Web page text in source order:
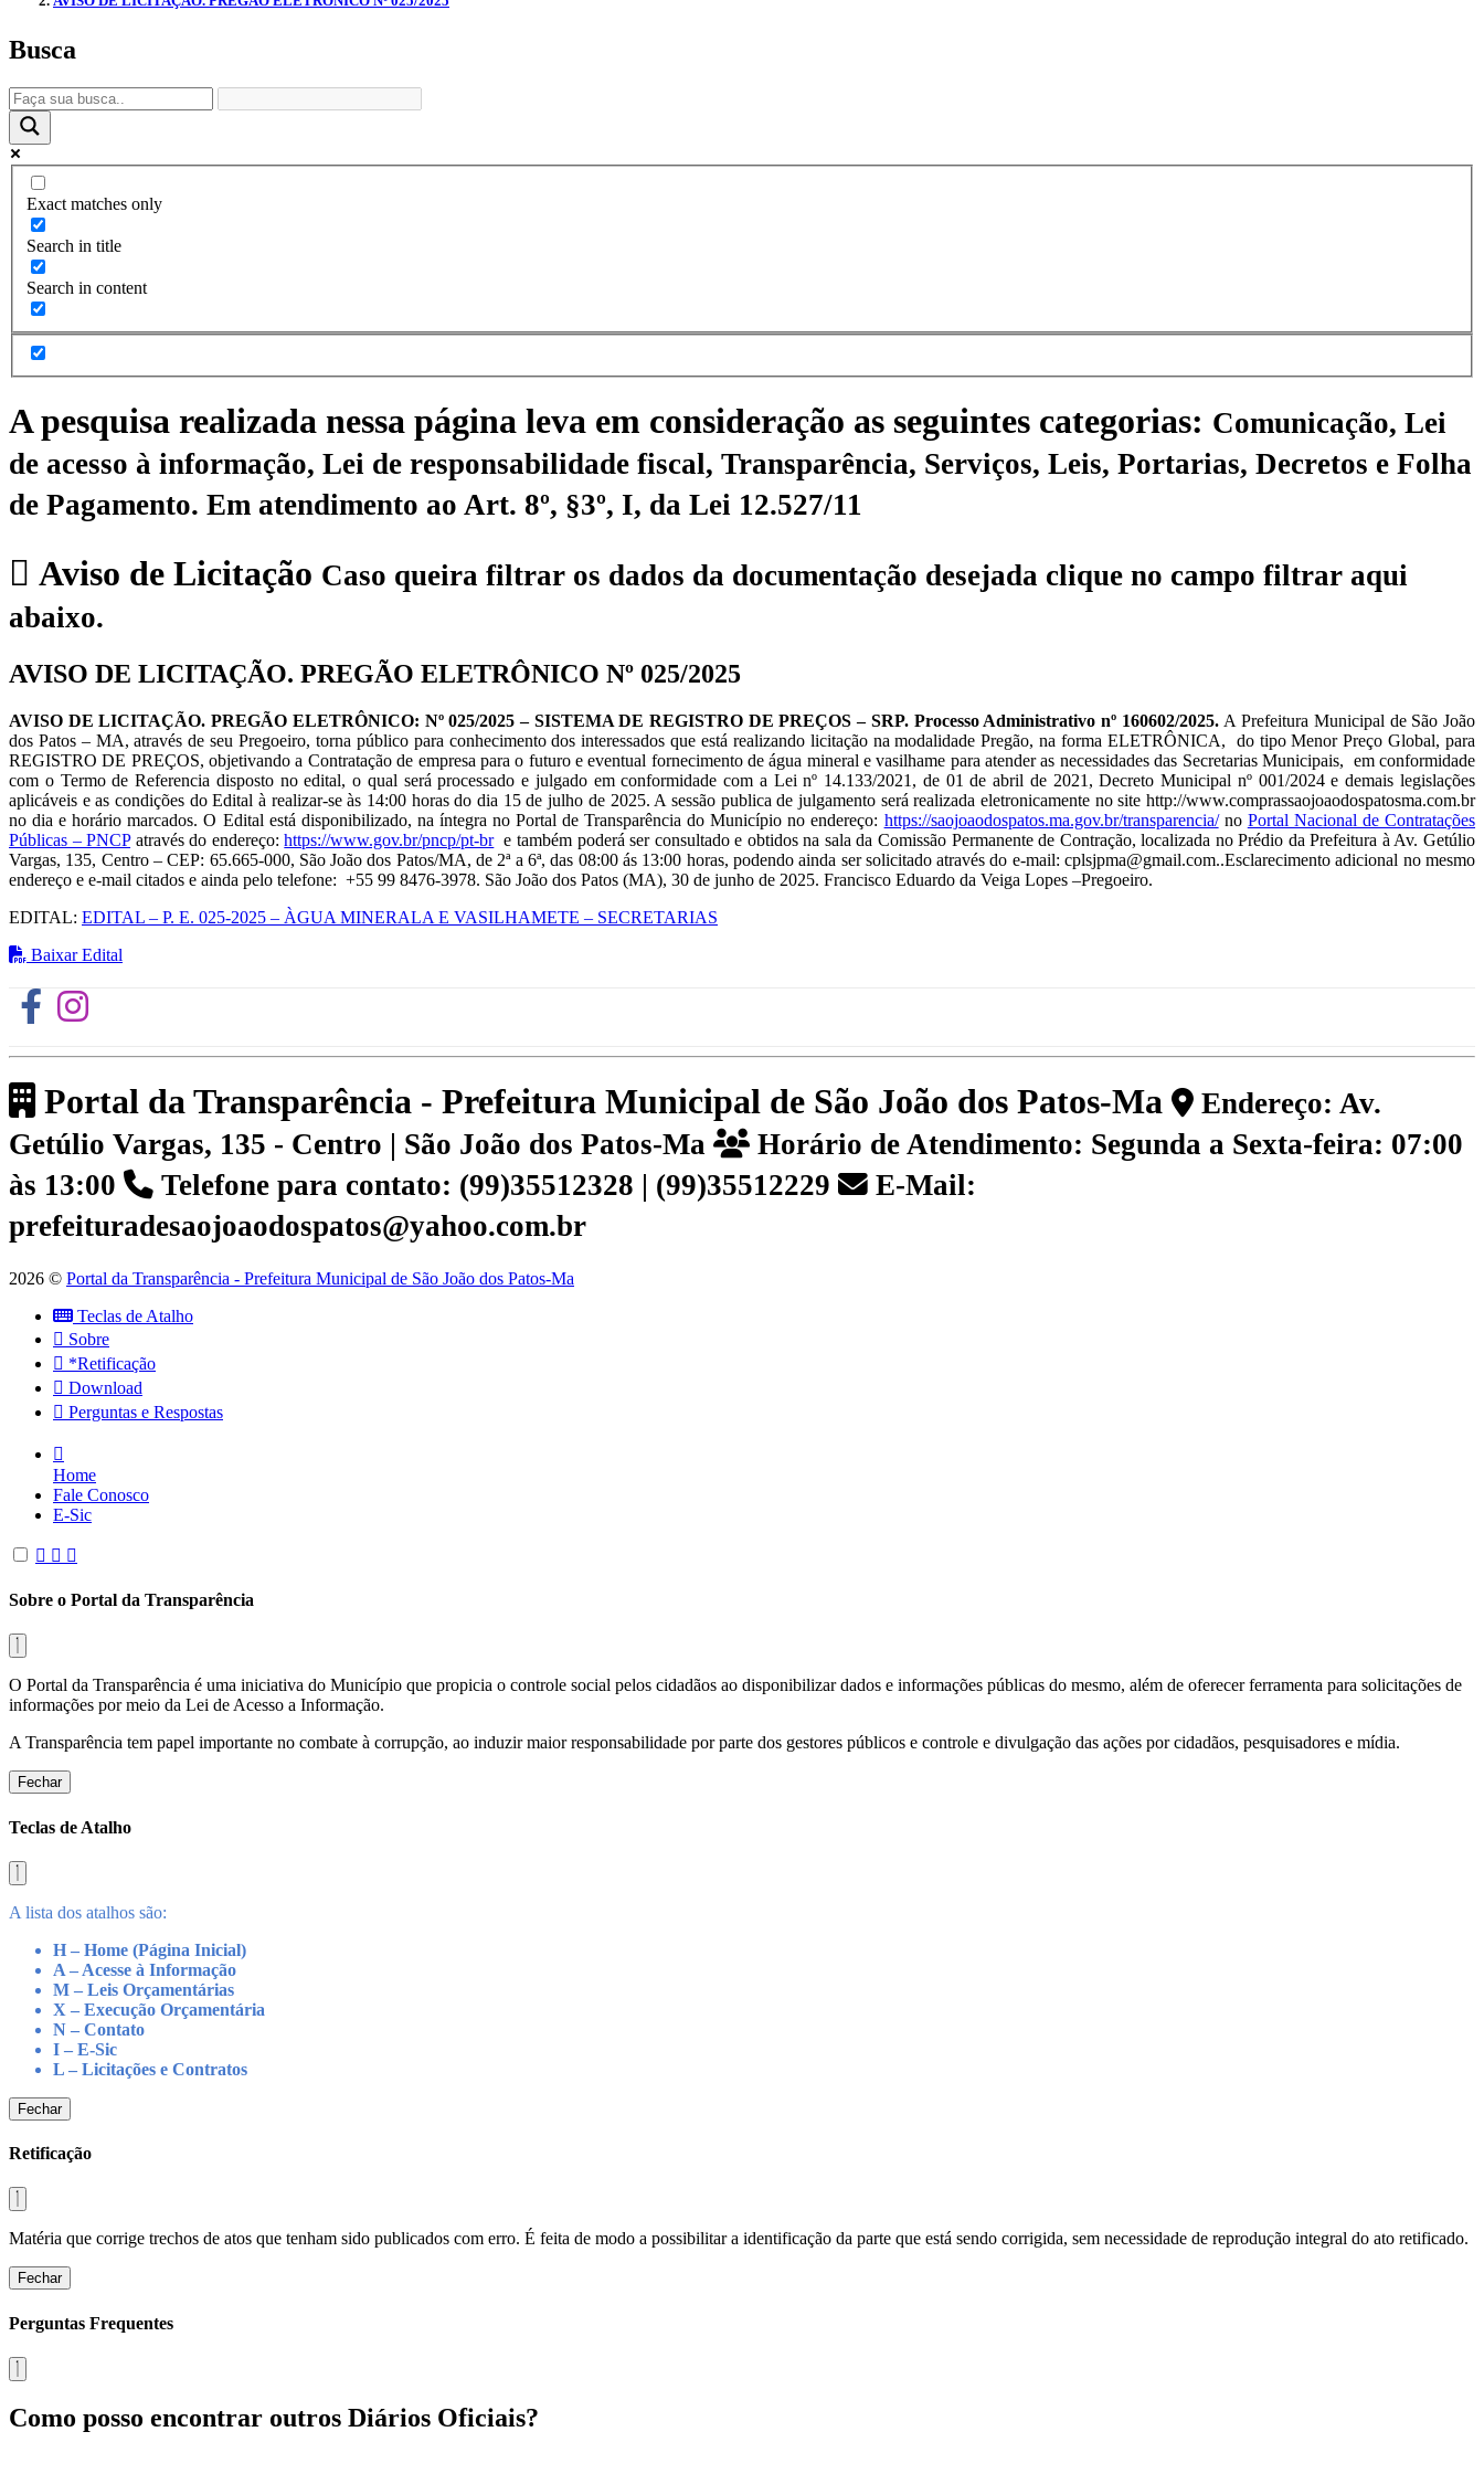
Busca
Exact matches only
Search in title
Search in content
A pesquisa realizada nessa página leva em consideração as seguintes categorias: Comunicação, Lei
de acesso à informação, Lei de responsabilidade fiscal, Transparência, Serviços, Leis, Portarias, Decretos e Folha
de Pagamento. Em atendimento ao Art. 8º, §3º, I, da Lei 12.527/11
Aviso de Licitação Caso queira filtrar os dados da documentação desejada clique no campo filtrar aqui
abaixo.
AVISO DE LICITAÇÃO. PREGÃO ELETRÔNICO Nº 025/2025
AVISO DE LICITAÇÃO. PREGÃO ELETRÔNICO: Nº 025/2025 – SISTEMA DE REGISTRO DE PREÇOS – SRP. Processo Administrativo nº 160602/2025. A Prefeitura Municipal de São João
dos Patos – MA, através de seu Pregoeiro, torna público para conhecimento dos interessados que está realizando licitação na modalidade Pregão, na forma ELETRÔNICA, do tipo Menor Preço Global, para
REGISTRO DE PREÇOS, objetivando a Contratação de empresa para o futuro e eventual fornecimento de água mineral e vasilhame para atender as necessidades das Secretarias Municipais, em conformidade
com o Termo de Referencia disposto no edital, o qual será processado e julgado em conformidade com a Lei nº 14.133/2021, de 01 de abril de 2021, Decreto Municipal nº 001/2024 e demais legislações
aplicáveis e as condições do Edital à realizar-se às 14:00 horas do dia 15 de julho de 2025. A sessão publica de julgamento será realizada eletronicamente no site http://www.comprassaojoaodospatosma.com.br
no dia e horário marcados. O Edital está disponibilizado, na íntegra no Portal de Transparência do Município no endereço: https://saojoaodospatos.ma.gov.br/transparencia/no Portal Nacional de Contratações
Públicas – PNCPatravés do endereço:https://www.gov.br/pncp/pt-bre também poderá ser consultado e obtidos na sala da Comissão Permanente de Contração, localizada no Prédio da Prefeitura à Av. Getúlio
Vargas, 135, Centro – CEP: 65.665-000, São João dos Patos/MA, de 2ª a 6ª, das 08:00 ás 13:00 horas, podendo ainda ser solicitado através do e-mail: cplsjpma@gmail.com..Esclarecimento adicional no mesmo
endereço e e-mail citados e ainda pelo telefone: +55 99 8476-3978. São João dos Patos (MA), 30 de junho de 2025. Francisco Eduardo da Veiga Lopes –Pregoeiro.
EDITAL: EDITAL – P. E. 025-2025 – ÀGUA MINERALA E VASILHAMETE – SECRETARIAS
Baixar Edital
Portal da Transparência - Prefeitura Municipal de São João dos Patos-Ma
Endereço: Av.
Getúlio Vargas, 135 - Centro | São João dos Patos-Ma
Horário de Atendimento: Segunda a Sexta-feira: 07:00
às 13:00
Telefone para contato: (99)35512328 | (99)35512229
E-Mail:
prefeituradesaojoaodospatos@yahoo.com.br
2026 © Portal da Transparência - Prefeitura Municipal de São João dos Patos-Ma
Teclas de Atalho
Sobre
*Retificação
Download
Perguntas e Respostas
Home
Fale Conosco
E-Sic
Sobre o Portal da Transparência
O Portal da Transparência é uma iniciativa do Município que propicia o controle social pelos cidadãos ao disponibilizar dados e informações públicas do mesmo, além de oferecer ferramenta para solicitações de
informações por meio da Lei de Acesso a Informação.
A Transparência tem papel importante no combate à corrupção, ao induzir maior responsabilidade por parte dos gestores públicos e controle e divulgação das ações por cidadãos, pesquisadores e mídia.
Fechar
Teclas de Atalho
A lista dos atalhos são:
H – Home (Página Inicial)
A – Acesse à Informação
M – Leis Orçamentárias
X – Execução Orçamentária
N – Contato
I – E-Sic
L – Licitações e Contratos
Fechar
Retificação
Matéria que corrige trechos de atos que tenham sido publicados com erro. É feita de modo a possibilitar a identificação da parte que está sendo corrigida, sem necessidade de reprodução integral do ato retificado.
Fechar
Perguntas Frequentes
Como posso encontrar outros Diários Oficiais?